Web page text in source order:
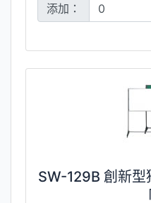
添加：
SW-129B 創新